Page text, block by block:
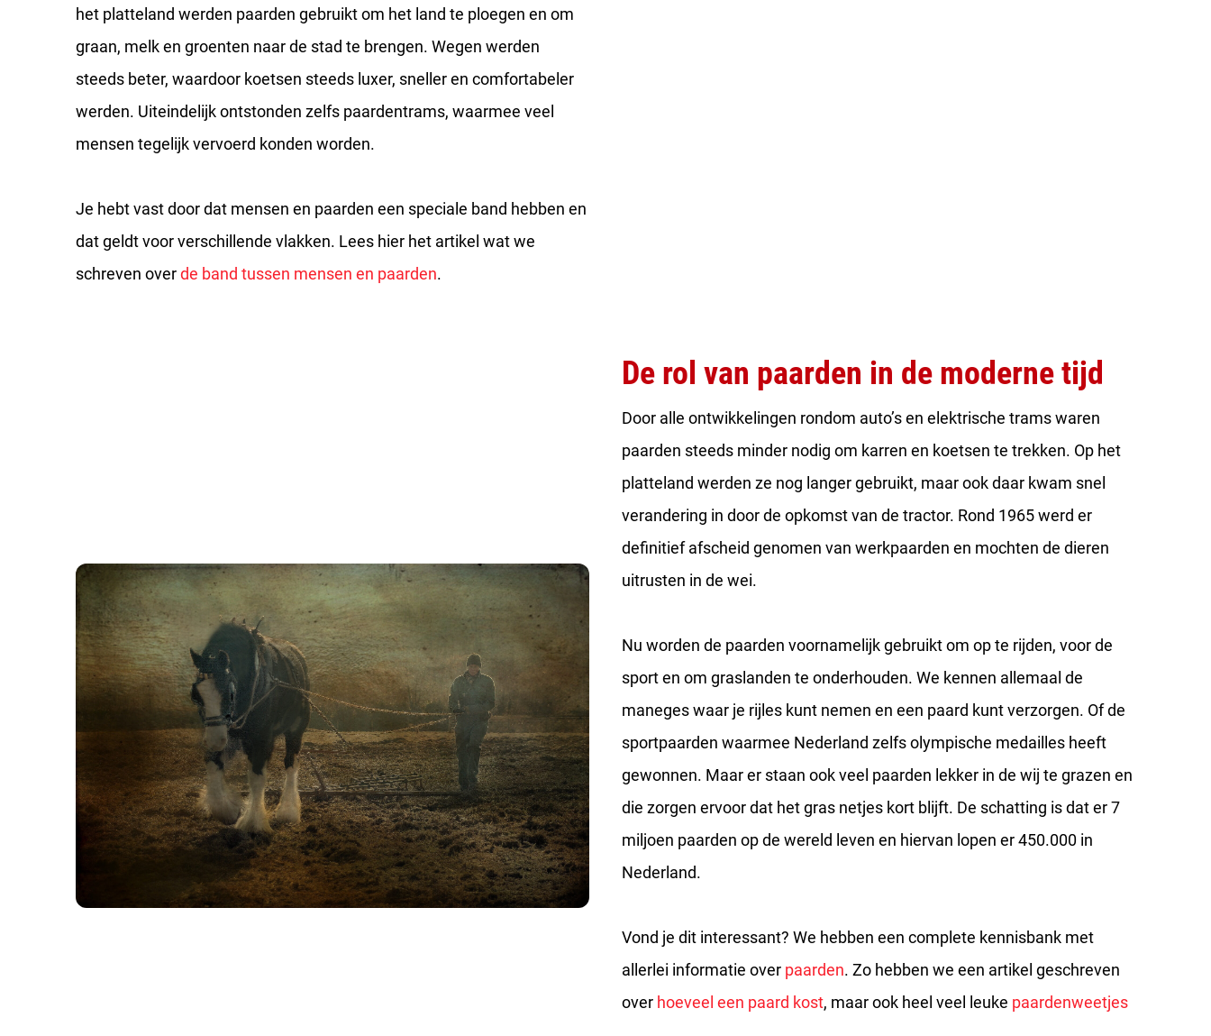
het platteland werden paarden gebruikt om het land te ploegen en om
graan, melk en groenten naar de stad te brengen. Wegen werden
steeds beter, waardoor koetsen steeds luxer, sneller en comfortabeler
werden. Uiteindelijk ontstonden zelfs paardentrams, waarmee veel
mensen tegelijk vervoerd konden worden.
Je hebt vast door dat mensen en paarden een speciale band hebben en
dat geldt voor verschillende vlakken. Lees hier het artikel wat we
schreven overde band tussen mensen en paarden.
De rol van paarden in de moderne tijd
Door alle ontwikkelingen rondom auto’s en elektrische trams waren
paarden steeds minder nodig om karren en koetsen te trekken. Op het
platteland werden ze nog langer gebruikt, maar ook daar kwam snel
verandering in door de opkomst van de tractor. Rond 1965 werd er
definitief afscheid genomen van werkpaarden en mochten de dieren
uitrusten in de wei.
Nu worden de paarden voornamelijk gebruikt om op te rijden, voor de
sport en om graslanden te onderhouden. We kennen allemaal de
maneges waar je rijles kunt nemen en een paard kunt verzorgen. Of de
sportpaarden waarmee Nederland zelfs olympische medailles heeft
gewonnen. Maar er staan ook veel paarden lekker in de wij te grazen en
die zorgen ervoor dat het gras netjes kort blijft. De schatting is dat er 7
miljoen paarden op de wereld leven en hiervan lopen er 450.000 in
Nederland.
Vond je dit interessant? We hebben een complete kennisbank met
allerlei informatie over paarden. Zo hebben we een artikel geschreven
over hoeveel een paard kost, maar ook heel veel leuke paardenweetjes